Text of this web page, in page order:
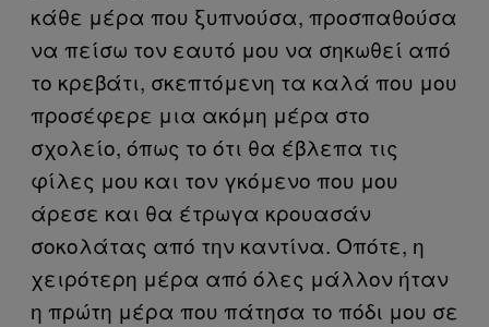
κάθε μέρα που ξυπνούσα, προσπαθούσα
να πείσω τον εαυτό μου να σηκωθεί από
το κρεβάτι, σκεπτόμενη τα καλά που μου
προσέφερε μια ακόμη μέρα στο
σχολείο, όπως το ότι θα έβλεπα τις
φίλες μου και τον γκόμενο που μου
άρεσε και θα έτρωγα κρουασάν
σοκολάτας από την καντίνα. Οπότε, η
χειρότερη μέρα από όλες μάλλον ήταν
η πρώτη μέρα που πάτησα το πόδι μου σε